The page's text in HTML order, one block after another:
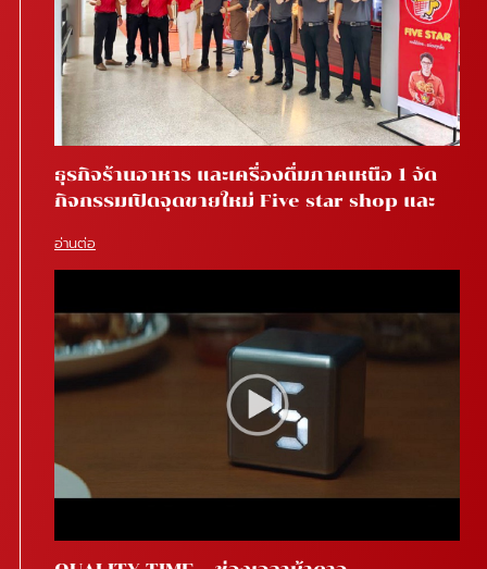
ธุรกิจร้านอาหาร และเครื่องดื่มภาคเหนือ 1 จัด
กิจกรรมเปิดจุดขายใหม่ Five star shop และ
อ่านต่อ